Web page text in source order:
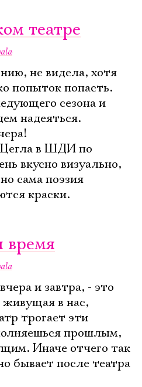
театре
не видела, хотя
попыток попасть.
сезона и
надеяться.
в ШДИ по
вкусно визуально,
сама поэзия
краски.
время
и завтра, - это
живущая в нас,
трогает эти
прошлым,
Иначе отчего так
бывает после театра